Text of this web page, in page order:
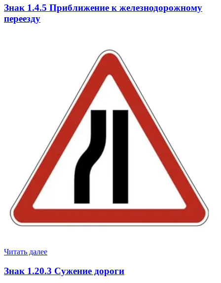
Знак 1.4.5 Приближение к железнодорожному
переезду
Читать далее
Знак 1.20.3 Сужение дороги